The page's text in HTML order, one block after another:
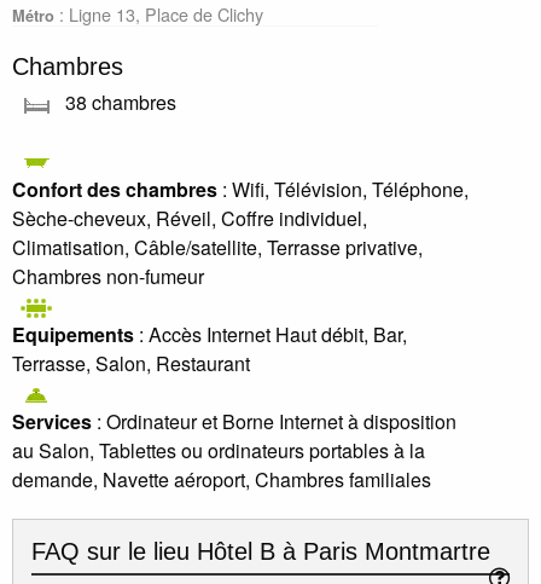
Métro : Ligne 13, Place de Clichy
Chambres
38 chambres
Confort des chambres : Wifi, Télévision, Téléphone,
Sèche-cheveux, Réveil, Coffre individuel,
Climatisation, Câble/satellite, Terrasse privative,
Chambres non-fumeur
Equipements : Accès Internet Haut débit, Bar,
Terrasse, Salon, Restaurant
Services : Ordinateur et Borne Internet à disposition
au Salon, Tablettes ou ordinateurs portables à la
demande, Navette aéroport, Chambres familiales
FAQ sur le lieu Hôtel B à Paris Montmartre